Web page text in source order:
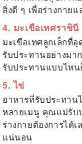
สิ่งดี ๆ เพื่อร่างกาย
4. มะเขือเทศราชินี
มะเขือเทศลูกเล็กที่
รับประทานอย่างมา
รับประทานแบบไห
5. ไข่
อาหารที่รับประทา
หลายเมนู คุณแม่รับ
ร่างกายต้องการได้
แน่นอน